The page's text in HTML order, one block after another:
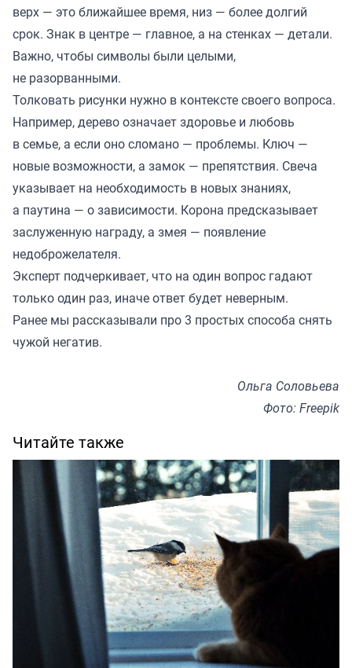
верх — это ближайшее время, низ — более долгий
срок. Знак в центре — главное, а на стенках — детали.
Важно, чтобы символы были целыми,
не разорванными.
Толковать рисунки нужно в контексте своего вопроса.
Например, дерево означает здоровье и любовь
в семье, а если оно сломано — проблемы. Ключ —
новые возможности, а замок — препятствия. Свеча
указывает на необходимость в новых знаниях,
а паутина — о зависимости. Корона предсказывает
заслуженную награду, а змея — появление
недоброжелателя.
Эксперт подчеркивает, что на один вопрос гадают
только один раз, иначе ответ будет неверным.
Ранее мы рассказывали про 3 простых способа снять
чужой негатив.
Ольга Соловьева
Фото: Freepik
Читайте также